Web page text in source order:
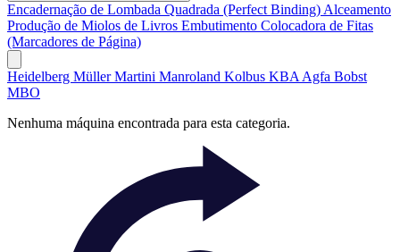
Encadernação de Lombada Quadrada (Perfect Binding) Alceamento
Produção de Miolos de Livros Embutimento Colocadora de Fitas
(Marcadores de Página)
Heidelberg Müller Martini Manroland Kolbus KBA Agfa Bobst
MBO
Nenhuma máquina encontrada para esta categoria.